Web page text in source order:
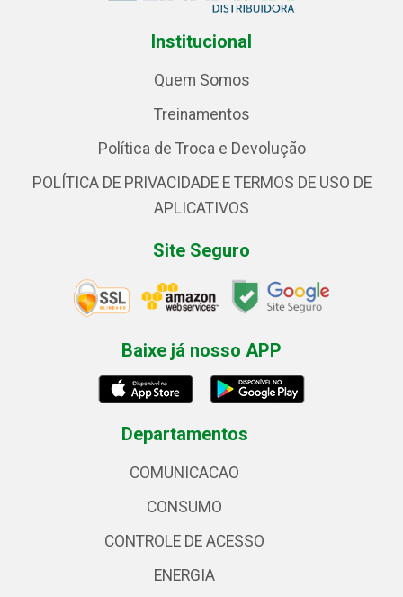
Institucional
Quem Somos
Treinamentos
Política de Troca e Devolução
POLÍTICA DE PRIVACIDADE E TERMOS DE USO DE
APLICATIVOS
Site Seguro
Baixe já nosso APP
Departamentos
COMUNICACAO
CONSUMO
CONTROLE DE ACESSO
ENERGIA